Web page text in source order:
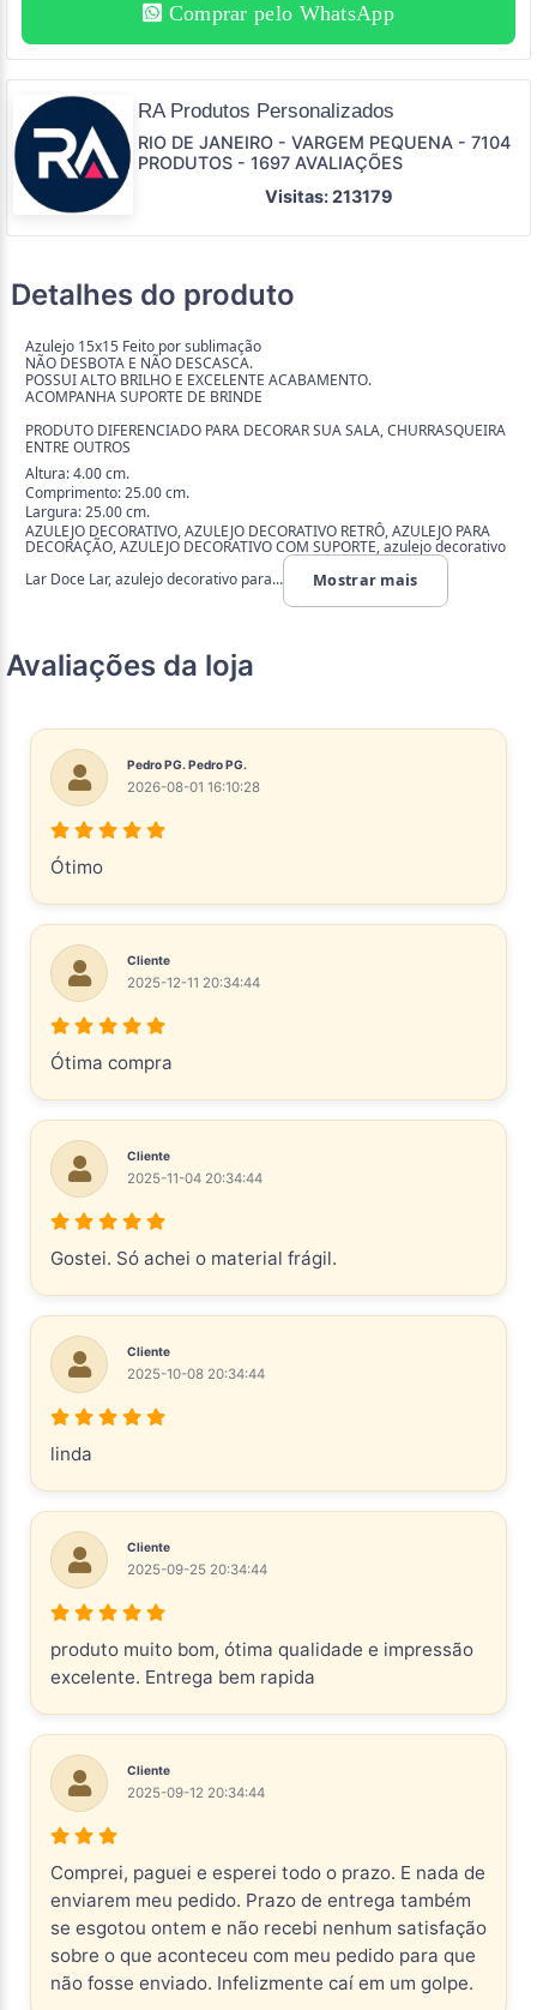
Comprar pelo WhatsApp
RA Produtos Personalizados
RIO DE JANEIRO - VARGEM PEQUENA - 7104
PRODUTOS - 1697 AVALIAÇÕES
Visitas: 213179
Detalhes do produto
Azulejo 15x15 Feito por sublimação
NÃO DESBOTA E NÃO DESCASCA.
POSSUI ALTO BRILHO E EXCELENTE ACABAMENTO.
ACOMPANHA SUPORTE DE BRINDE
PRODUTO DIFERENCIADO PARA DECORAR SUA SALA, CHURRASQUEIRA
ENTRE OUTROS
Altura: 4.00 cm.
Comprimento: 25.00 cm.
Largura: 25.00 cm.
AZULEJO DECORATIVO, AZULEJO DECORATIVO RETRÔ, AZULEJO PARA
DECORAÇÃO, AZULEJO DECORATIVO COM SUPORTE, azulejo decorativo
Lar Doce Lar, azulejo decorativo para...
Mostrar mais
Avaliações da loja
Pedro PG. Pedro PG.
2026-08-01 16:10:28
Ótimo
Cliente
2025-12-11 20:34:44
Ótima compra
Cliente
2025-11-04 20:34:44
Gostei. Só achei o material frágil.
Cliente
2025-10-08 20:34:44
linda
Cliente
2025-09-25 20:34:44
produto muito bom, ótima qualidade e impressão
excelente. Entrega bem rapida
Cliente
2025-09-12 20:34:44
Comprei, paguei e esperei todo o prazo. E nada de
enviarem meu pedido. Prazo de entrega também
se esgotou ontem e não recebi nenhum satisfação
sobre o que aconteceu com meu pedido para que
não fosse enviado. Infelizmente caí em um golpe.